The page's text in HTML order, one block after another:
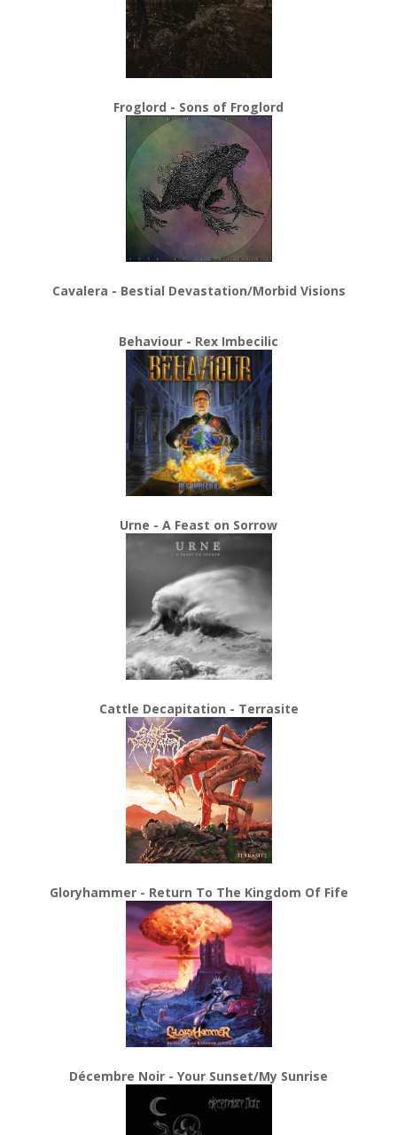
Froglord - Sons of Froglord
Cavalera - Bestial Devastation/Morbid Visions
Behaviour - Rex Imbecilic
Urne - A Feast on Sorrow
Cattle Decapitation - Terrasite
Gloryhammer - Return To The Kingdom Of Fife
Décembre Noir - Your Sunset/My Sunrise